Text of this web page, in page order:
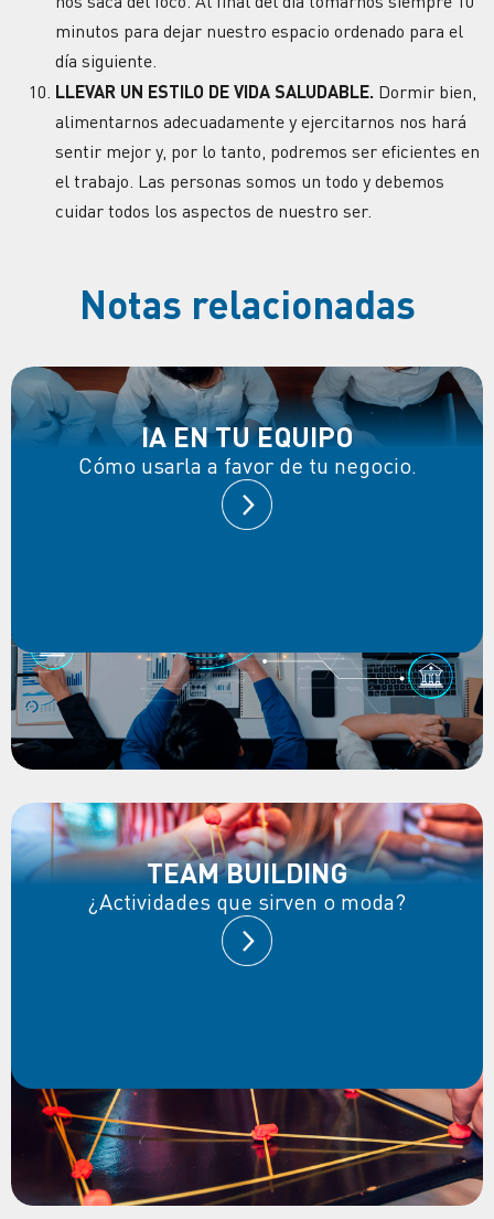
minutos para dejar nuestro espacio ordenado para el
día siguiente.
LLEVAR UN ESTILO DE VIDA SALUDABLE. Dormir bien,
alimentarnos adecuadamente y ejercitarnos nos hará
sentir mejor y, por lo tanto, podremos ser eficientes en
el trabajo. Las personas somos un todo y debemos
cuidar todos los aspectos de nuestro ser.
Notas relacionadas
IA EN TU EQUIPO
Cómo usarla a favor de tu negocio.
TEAM BUILDING
¿Actividades que sirven o moda?